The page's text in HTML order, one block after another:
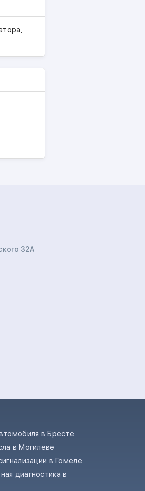
,
32А
в Бресте
в Могилеве
в Гомеле
диагностика в